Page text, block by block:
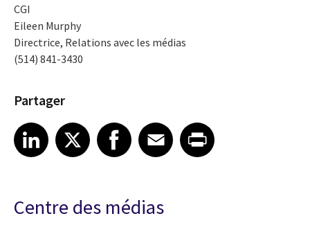
CGI
Eileen Murphy
Directrice, Relations avec les médias
(514) 841-3430
Partager
Share article on LinkedIn
LinkedIn
Share article on XShare article on Facebook
Facebook
Share article on Email
EmailShare article on Print
Centre des médias